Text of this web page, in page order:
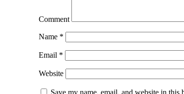
Comment
Name *
Email *
Website
Save my name, email, and website in